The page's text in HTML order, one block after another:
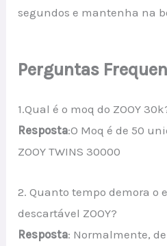
segundos e mantenha na
Perguntas
1.Qual é o moq do ZOOY
Resposta:O Moq é de 50
ZOOY TWINS 30000
2. Quanto tempo demora o
descartável ZOOY?
Resposta: Normalmente,